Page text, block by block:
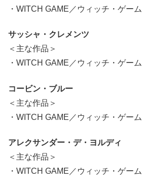
・WITCH GAME／ウィッチ・ゲーム
サッシャ・クレメンツ
＜主な作品＞
・WITCH GAME／ウィッチ・ゲーム
コービン・ブルー
＜主な作品＞
・WITCH GAME／ウィッチ・ゲーム
アレクサンダー・デ・ヨルディ
＜主な作品＞
・WITCH GAME／ウィッチ・ゲーム